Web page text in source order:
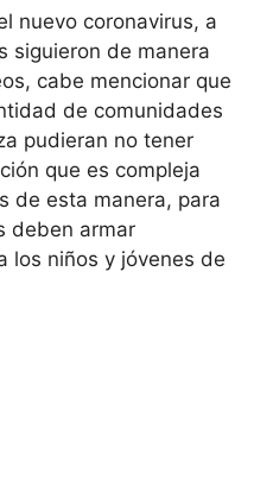
nuevo coronavirus, a
siguieron de manera
cabe mencionar que
de comunidades
pudieran no tener
que es compleja
de esta manera, para
deben armar
los niños y jóvenes de